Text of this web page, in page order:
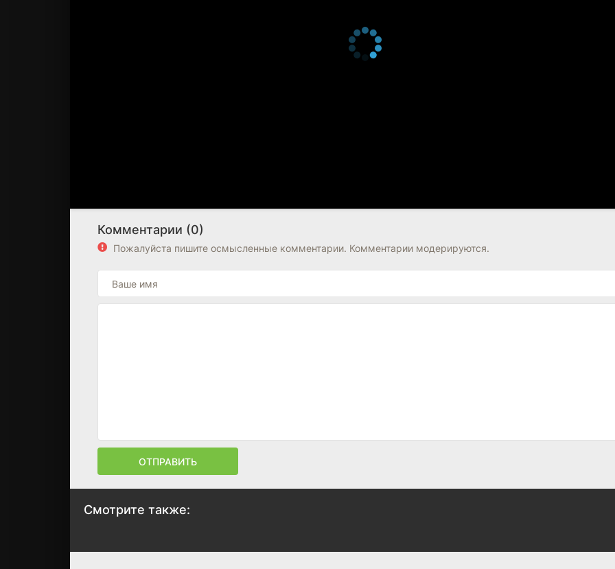
Комментарии (0)
Пожалуйста пишите осмысленные комментарии. Комментарии модерируются.
ОТПРАВИТЬ
Смотрите также: